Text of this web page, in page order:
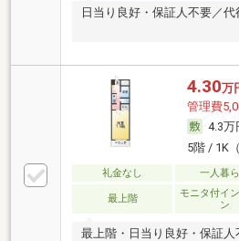
日当り良好・保証人不要／代
4.30万
管理費
4.3万
5階 / 1K
礼金なし 一人暮
最上階
モニタ付イ
ン
最上階・日当り良好・保証人